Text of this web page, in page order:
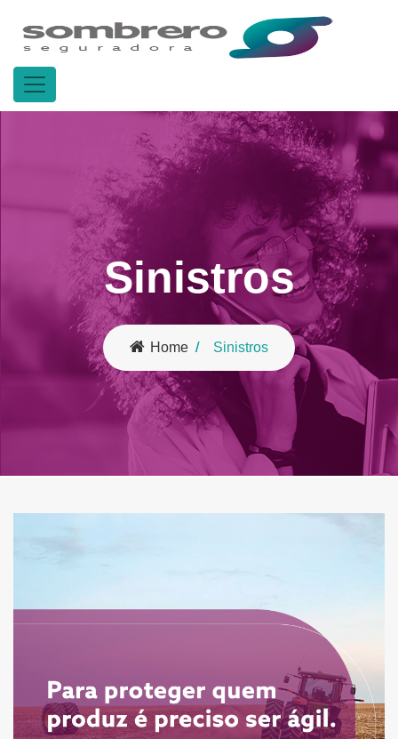
Sinistros
Home Sinistros